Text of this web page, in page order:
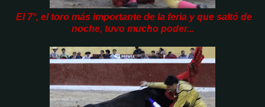
El 7°, el toro más importante de la feria y que saltó de
noche, tuvo mucho poder...